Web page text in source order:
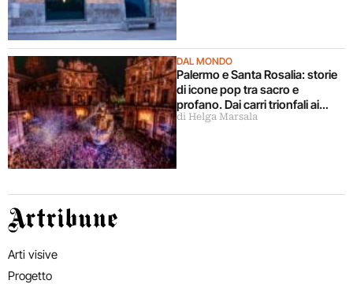
DAL MONDO
Palermo e Santa Rosalia: storie
di icone pop tra sacro e
profano. Dai carri trionfali ai
murales
di Helga Marsala
Artribune
Arti visive
Progetto